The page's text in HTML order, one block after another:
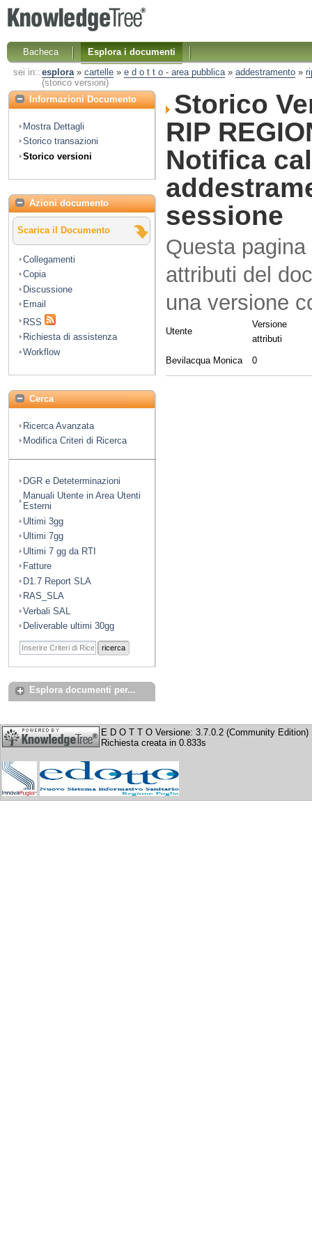
Bacheca
Esplora i documenti
sei in:: esplora» cartelle» e d o t t o - area pubblica» addestramento»
(storico versioni)
Informazioni Documento
Mostra Dettagli
Storico transazioni
Storico versioni
Azioni documento
Scarica il Documento
Collegamenti
Copia
Discussione
Email
RSS
Richiesta di assistenza
Workflow
Cerca
Ricerca Avanzata
Modifica Criteri di Ricerca
DGR e Deteterminazioni
Manuali Utente in Area Utenti
Esterni
Ultimi 3gg
Ultimi 7gg
Ultimi 7 gg da RTI
Fatture
D1.7 Report SLA
RAS_SLA
Verbali SAL
Deliverable ultimi 30gg
ricerca
Esplora documenti per...
Storico
RIP
Notifica
sessione
Questa
attributi del
una versione
Utente
Versione
attributi
Bevilacqua Monica 0
E D O T T O Versione: 3.7.0.2 (Community Edition)
Richiesta creata in 0.833s